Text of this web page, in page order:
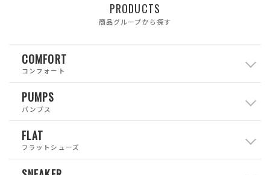
PRODUCTS
商品グループから探す
COMFORT
コンフォート
PUMPS
パンプス
FLAT
フラットシューズ